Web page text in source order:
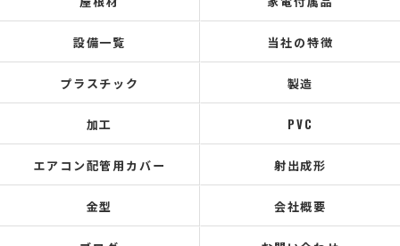
設備一覧 当社の特徴
プラスチック 製造
加工 PVC
エアコン配管用カバー 射出成形
金型 会社概要